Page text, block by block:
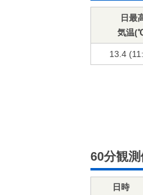
日最
気温
13.4
60分観測
日時